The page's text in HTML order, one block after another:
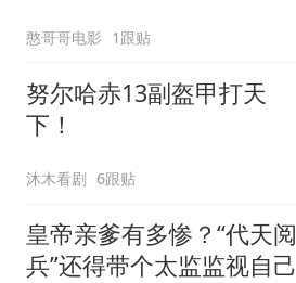
憨哥哥电影 1跟贴
努尔哈赤13副盔甲打天
下！
沐木看剧 6跟贴
皇帝亲爹有多惨？“代天阅
兵”还得带个太监监视自己